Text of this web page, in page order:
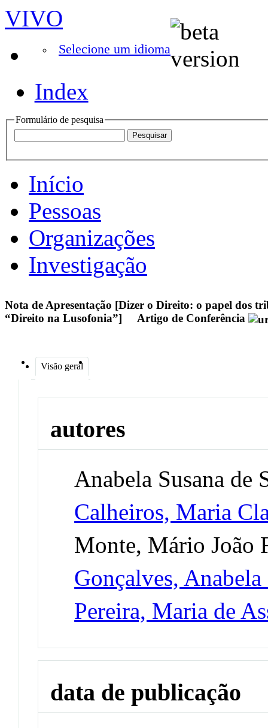
VIVO
Selecione um idioma
Index
Formulário de pesquisa
Início
Pessoas
Organizações
Investigação
Nota de Apresentação [Dizer o Direito: o papel dos
“Direito na Lusofonia”]
Artigo de Conferência
Visão geral
autores
Anabela Susana de
Calheiros, Maria
Monte, Mário João
Gonçalves, Anabela
Pereira, Maria de
data de publicação